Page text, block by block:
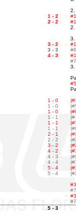
2.
1 - 2
2 - 2
2.
3.
3 - 2
3 - 3
4 - 3
3.
1 - 0
1 - 0
1 - 0
1 - 1
1 - 1
1 - 1
2 - 1
2 - 2
3 - 2
4 - 2
4 - 3
4 - 4
5 - 4
5 - 4
5 - 3